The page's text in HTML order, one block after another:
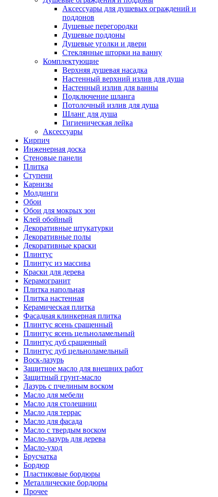
Аксессуары для душевых ограждений и
поддонов
Душевые перегородки
Душевые поддоны
Душевые уголки и двери
Стеклянные шторки на ванну
Комплектующие
Верхняя душевая насадка
Настенный верхний излив для душа
Настенный излив для ванны
Подключение шланга
Потолочный излив для душа
Шланг для душа
Гигиеническая лейка
Аксессуары
Кирпич
Инженерная доска
Стеновые панели
Плитка
Ступени
Карнизы
Молдинги
Обои
Обои для мокрых зон
Клей обойный
Декоративные штукатурки
Декоративные полы
Декоративные краски
Плинтус
Плинтус из массива
Краски для дерева
Керамогранит
Плитка напольная
Плитка настенная
Керамическая плитка
Фасадная клинкерная плитка
Плинтус ясень сращенный
Плинтус ясень цельноламельный
Плинтус дуб сращенный
Плинтус дуб цельноламельный
Воск-лазурь
Защитное масло для внешних работ
Защитный грунт-масло
Лазурь с пчелиным воском
Масло для мебели
Масло для столешниц
Масло для террас
Масло для фасада
Масло с твердым воском
Масло-лазурь для дерева
Масло-уход
Брусчатка
Бордюр
Пластиковые бордюры
Металлические бордюры
Прочее